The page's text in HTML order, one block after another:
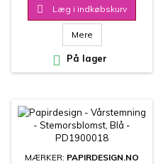
 Læg i indkøbskurv
Mere
 På lager
MÆRKER: PAPIRDESIGN.NO